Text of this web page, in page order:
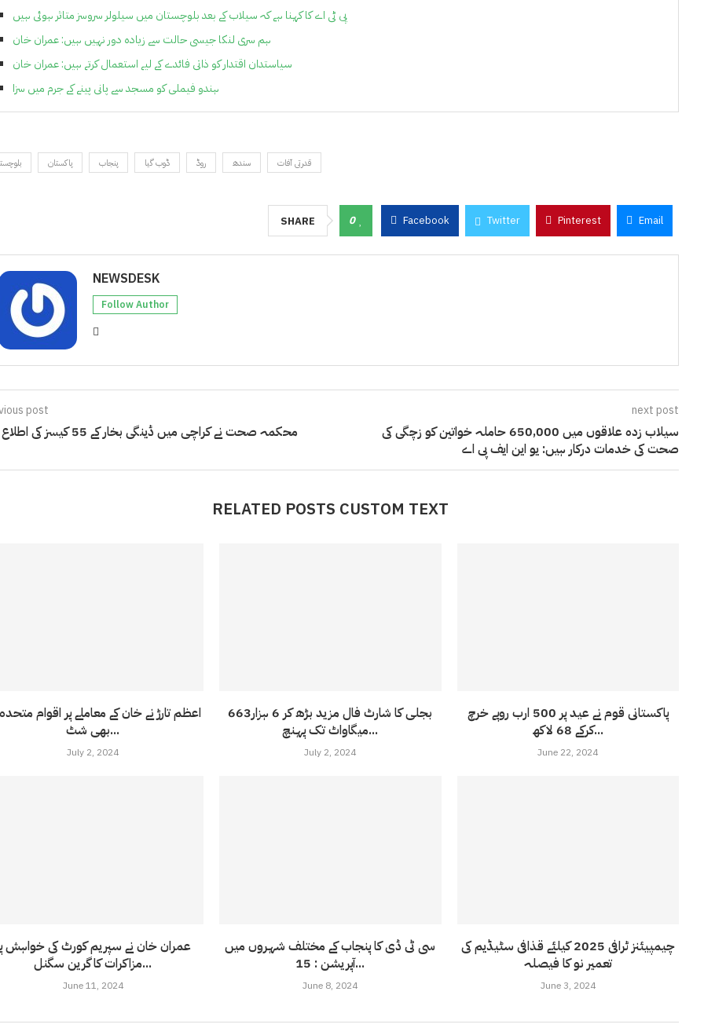
پی ٹی اے کا کہنا ہے کہ سیلاب کے بعد بلوچستان میں سیلولر سروسز متاثر ہوئی ہیں
ہم سری لنکا جیسی حالت سے زیادہ دور نہیں ہیں: عمران خان
سیاستدان اقتدار کو ذاتی فائدے کے لیے استعمال کرتے ہیں: عمران خان
ہندو فیملی کو مسجد سے پانی پینے کے جرم میں سزا
پاکستان پنجاب ڈوب گیا روڈ سندھ قدرتی آفات
SHARE 0 Facebook Twitter Pinterest Email
NEWSDESK
Follow Author
post
محکمہ صحت نے کراچی میں ڈینگی بخار کے 55 کیسز کی اطلاع دی
next post
سیلاب زدہ علاقوں میں 650,000 حاملہ خواتین کو زچگی کی
صحت کی خدمات درکار ہیں: یو این ایف پی اے
RELATED POSTS CUSTOM TEXT
اعظم تارڑ نے خان کے معاملے پر اقوام
بھی شٹ...
July 2, 2024
بجلی کا شارٹ فال مزید بڑھ کر 6 ہزار663
میگاواٹ تک پہنچ...
July 2, 2024
پاکستانی قوم نے عید پر 500 ارب روپے خرچ
کرکے 68 لاکھ...
June 22, 2024
عمران خان نے سپریم کورٹ کی خواہش
مزاکرات کا گرین سگنل...
June 11, 2024
سی ٹی ڈی کا پنجاب کے مختلف شہروں میں
آپریشن : 15...
June 8, 2024
چیمپیئنز ٹرافی 2025 کیلئے قذافی سٹیڈیم کی
تعمیر نو کا فیصلہ
June 3, 2024